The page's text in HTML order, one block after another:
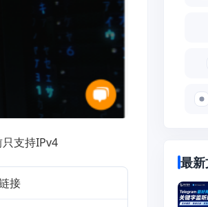
支持IPv4
接
最